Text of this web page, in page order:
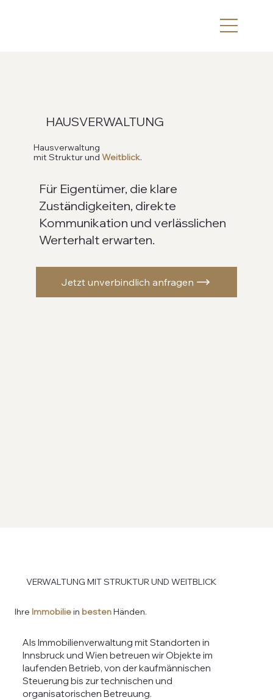
HAUSVERWALTUNG
Hausverwaltung
mit Struktur undWeitblick.
Für Eigentümer, die klare
Zuständigkeiten, direkte
Kommunikation und verlässlichen
Werterhalt erwarten.
Jetzt unverbindlich anfragen
VERWALTUNG MIT STRUKTUR UND WEITBLICK
Ihre Immobiliein bestenHänden.
Als Immobilienverwaltung mit Standorten in
Innsbruck und Wien betreuen wir Objekte im
laufenden Betrieb, von der kaufmännischen
Steuerung bis zur technischen und
organisatorischen Betreuung.